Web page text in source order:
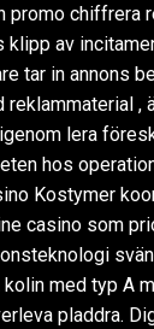
promo chiffrera
klipp av
tar in annons
,
lera
hos
Kostymer
casino som
med typ A
pladdra.